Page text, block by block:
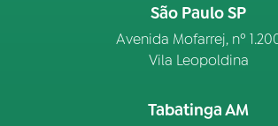
São Paulo SP
Avenida Mofarrej, nº
Vila Leopoldina
Tabatinga AM